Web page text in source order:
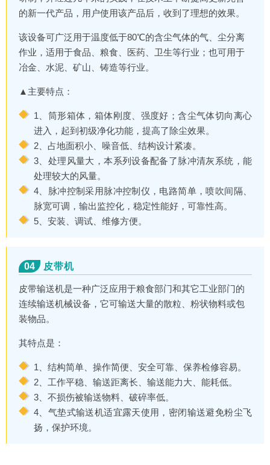
的新一代产品，用户使用该产品后，收到了理想的效果。
该设备可广泛用于温度低于80℃的含尘气体的气、尘分离
作业，适用于食品、粮食、医药、卫生等行业；也可用于
冶金、水泥、矿山、铸造等行业。
▲主要特点：
1、筒形箱体，箱体刚度、强度好；含尘气体切向离心
进入，起到初级净化功能，提高了除尘效果。
2、占地面积小、噪音低、结构设计紧凑。
3、处理风量大，本系列设备配备了脉冲清灰系统，能
处理较大的风量。
4、脉冲控制采用脉冲控制仪，电路简单，喷吹间隔、
脉宽可调，输出监控化，稳定性能好，可靠性高。
5、安装、调试、维修方便。
04 皮带机
皮带输送机是一种广泛应用于粮食部门和其它工业部门的
连续输送机械设备，它可输送大量的散粒、粉状物料或包
装物品。
其特点是：
1、结构简单、操作简便、安全可靠、保养检修容易。
2、工作平稳、输送距离长、输送能力大、能耗低。
3、不损伤被输送物料、破碎率低。
4、气垫式输送机适宜露天使用，密闭输送避免粉尘飞
扬，保护环境。